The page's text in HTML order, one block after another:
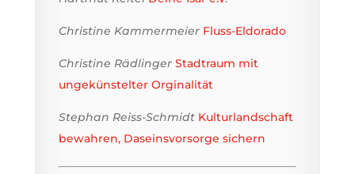
Christine Kammermeier Fluss-Eldorado
Christine Rädlinger Stadtraum mit
ungekünstelter Orginalität
Stephan Reiss-Schmidt Kulturlandschaft
bewahren, Daseinsvorsorge sichern